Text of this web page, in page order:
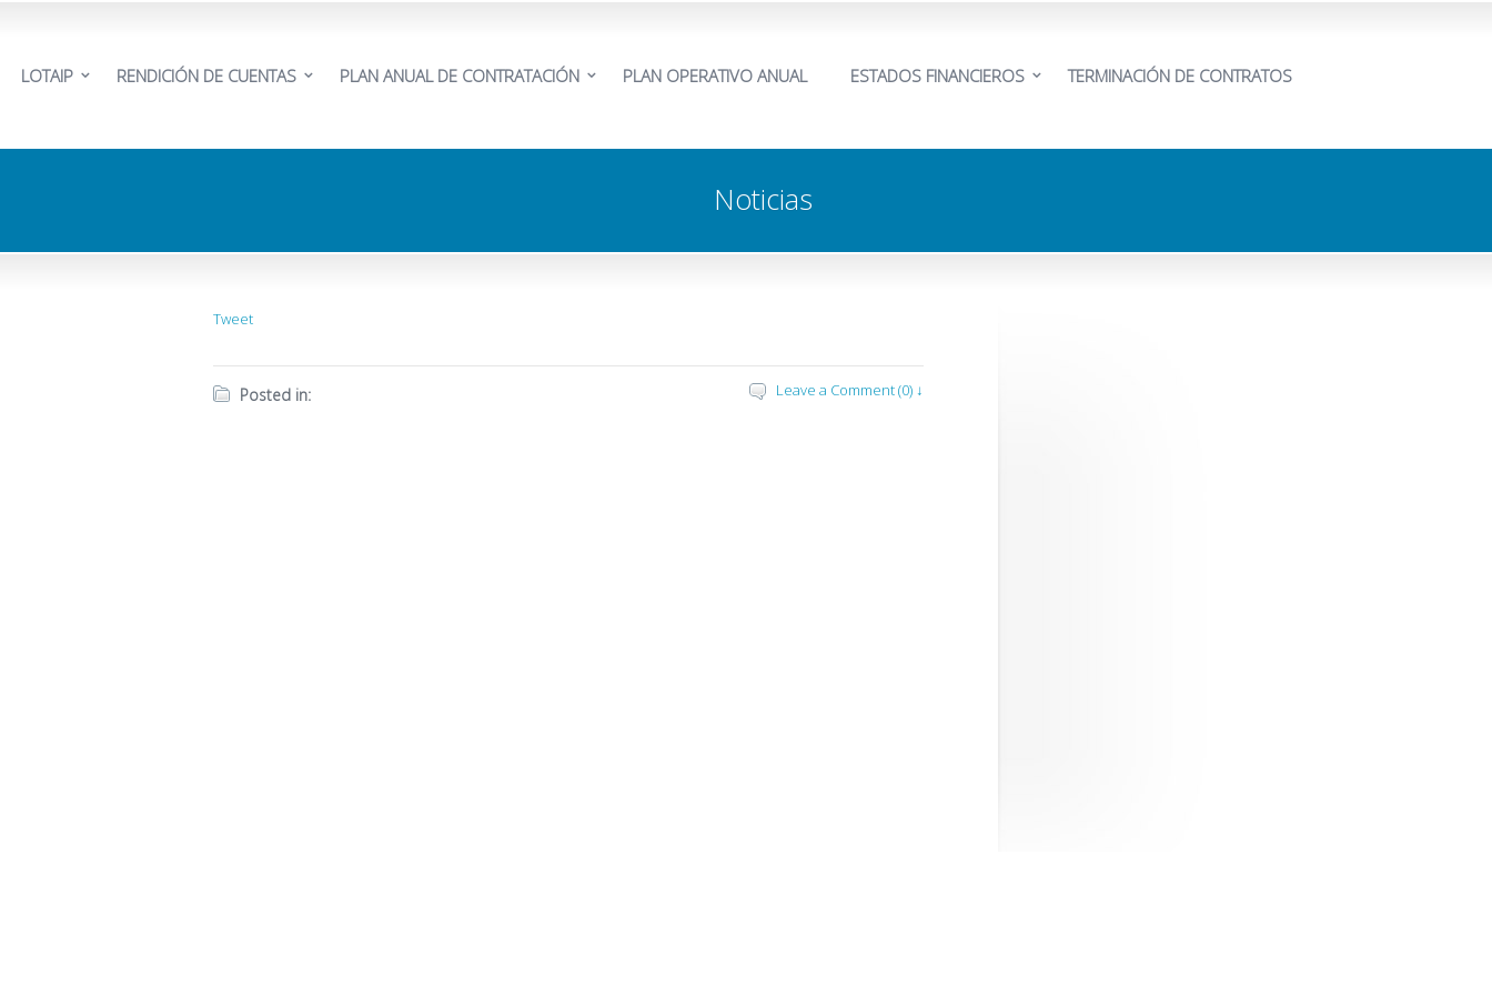
LOTAIP RENDICIÓN DE CUENTAS PLAN ANUAL DE CONTRATACIÓN PLAN OPERATIVO ANUAL ESTADOS FINANCIEROS TERMINACIÓN DE CONTRATOS
Noticias
Tweet
Posted in: Leave a Comment (0) ↓